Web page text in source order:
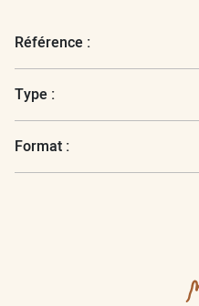
Référence :
Type :
Format :